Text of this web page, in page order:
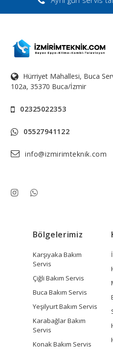
Hürriyet Mahallesi, Buca
102a, 35370 Buca/İzmir
02325022353
05527941122
info@izmirimteknik.com
Bölgelerimiz
Karşıyaka Bakım
Servis
Çiğli Bakım Servis
Buca Bakım Servis
Yeşilyurt Bakım Servis
Karabağlar Bakım
Servis
Konak Bakım Servis